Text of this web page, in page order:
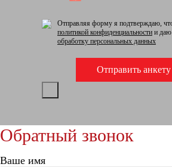
Отправляя форму я подтверждаю,
политикой конфиденциальности и даю
обработку персональных данных
Обратный звонок
Ваше имя